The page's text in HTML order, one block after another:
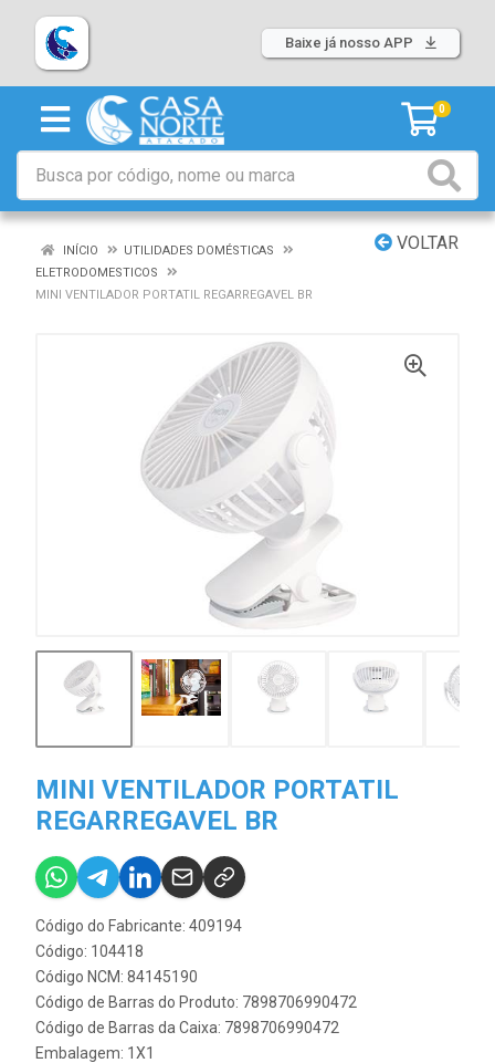
Baixe já nosso APP
0
VOLTAR
INÍCIO
UTILIDADES DOMÉSTICAS
ELETRODOMESTICOS
MINI VENTILADOR PORTATIL REGARREGAVEL BR
MINI VENTILADOR PORTATIL
REGARREGAVEL BR
Código do Fabricante: 409194
Código: 104418
Código NCM: 84145190
Código de Barras do Produto: 7898706990472
Código de Barras da Caixa: 7898706990472
Embalagem: 1X1